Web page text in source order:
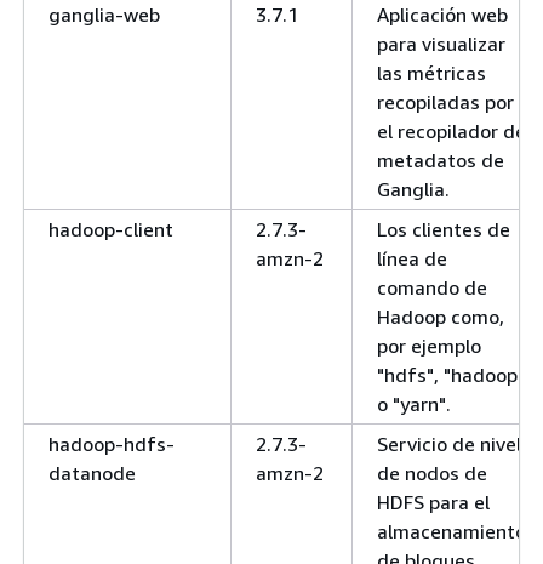
ganglia-web
3.7.1
Aplicación web
para visualizar
las métricas
recopiladas por
el recopilador de
metadatos de
Ganglia.
hadoop-client
2.7.3-
amzn-2
Los clientes de
línea de
comando de
Hadoop como,
por ejemplo
"hdfs", "hadoop"
o "yarn".
hadoop-hdfs-
datanode
2.7.3-
amzn-2
Servicio de nivel
de nodos de
HDFS para el
almacenamiento